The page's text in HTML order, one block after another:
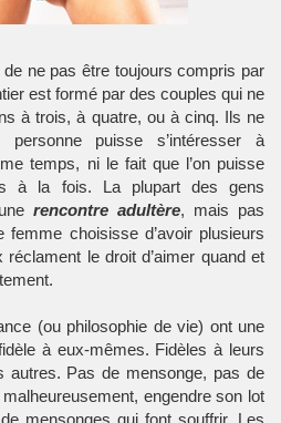
ne pas être toujours compris par
est formé par des couples qui ne
à trois, à quatre, ou à cinq. Ils ne
personne puisse s’intéresser à
temps, ni le fait que l’on puisse
à la fois. La plupart des gens
rencontre adultère, mais pas
femme choisisse d’avoir plusieurs
le droit d’aimer quand et
(ou philosophie de vie) ont une
à eux-mêmes. Fidèles à leurs
autres. Pas de mensonge, pas de
engendre son lot
mensonges qui font souffrir. Les